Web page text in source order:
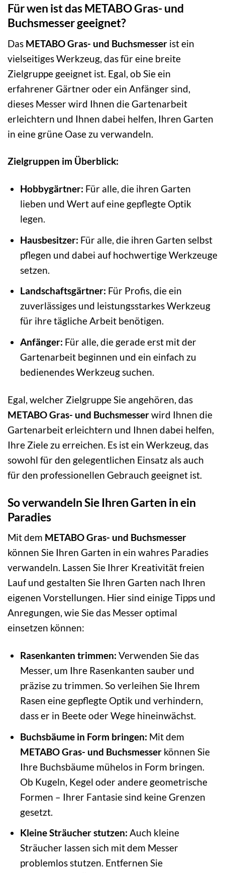
Für wen ist das METABO Gras- und
Buchsmesser geeignet?
Das METABO Gras- und Buchsmesser ist ein
vielseitiges Werkzeug, das für eine breite
Zielgruppe geeignet ist. Egal, ob Sie ein
erfahrener Gärtner oder ein Anfänger sind,
dieses Messer wird Ihnen die Gartenarbeit
erleichtern und Ihnen dabei helfen, Ihren Garten
in eine grüne Oase zu verwandeln.
Zielgruppen im Überblick:
Hobbygärtner: Für alle, die ihren Garten
lieben und Wert auf eine gepflegte Optik
legen.
Hausbesitzer: Für alle, die ihren Garten selbst
pflegen und dabei auf hochwertige Werkzeuge
setzen.
Landschaftsgärtner: Für Profis, die ein
zuverlässiges und leistungsstarkes Werkzeug
für ihre tägliche Arbeit benötigen.
Anfänger: Für alle, die gerade erst mit der
Gartenarbeit beginnen und ein einfach zu
bedienendes Werkzeug suchen.
Egal, welcher Zielgruppe Sie angehören, das
METABO Gras- und Buchsmesserwird Ihnen die
Gartenarbeit erleichtern und Ihnen dabei helfen,
Ihre Ziele zu erreichen. Es ist ein Werkzeug, das
sowohl für den gelegentlichen Einsatz als auch
für den professionellen Gebrauch geeignet ist.
So verwandeln Sie Ihren Garten in ein
Paradies
Mit dem METABO Gras- und Buchsmesser
können Sie Ihren Garten in ein wahres Paradies
verwandeln. Lassen Sie Ihrer Kreativität freien
Lauf und gestalten Sie Ihren Garten nach Ihren
eigenen Vorstellungen. Hier sind einige Tipps und
Anregungen, wie Sie das Messer optimal
einsetzen können:
Rasenkanten trimmen: Verwenden Sie das
Messer, um Ihre Rasenkanten sauber und
präzise zu trimmen. So verleihen Sie Ihrem
Rasen eine gepflegte Optik und verhindern,
dass er in Beete oder Wege hineinwächst.
Buchsbäume in Form bringen: Mit dem
METABO Gras- und Buchsmesserkönnen Sie
Ihre Buchsbäume mühelos in Form bringen.
Ob Kugeln, Kegel oder andere geometrische
Formen – Ihrer Fantasie sind keine Grenzen
gesetzt.
Kleine Sträucher stutzen: Auch kleine
Sträucher lassen sich mit dem Messer
problemlos stutzen. Entfernen Sie